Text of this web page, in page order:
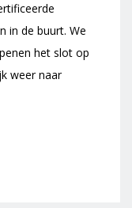
in de buurt. We
het slot op
weer naar